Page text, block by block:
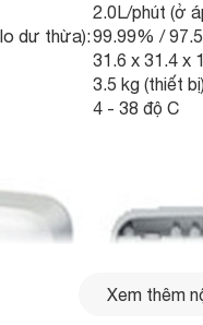
2.0L/phút (ở
dư thừa):99.99% /
31.6 x 31.4 x
3.5 kg (thiết
4 - 38 độ C
Xem thêm